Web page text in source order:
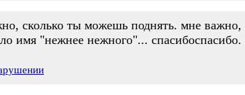
сколько ты можешь поднять. мне
имя "нежнее нежного"... спасибоспасибо.